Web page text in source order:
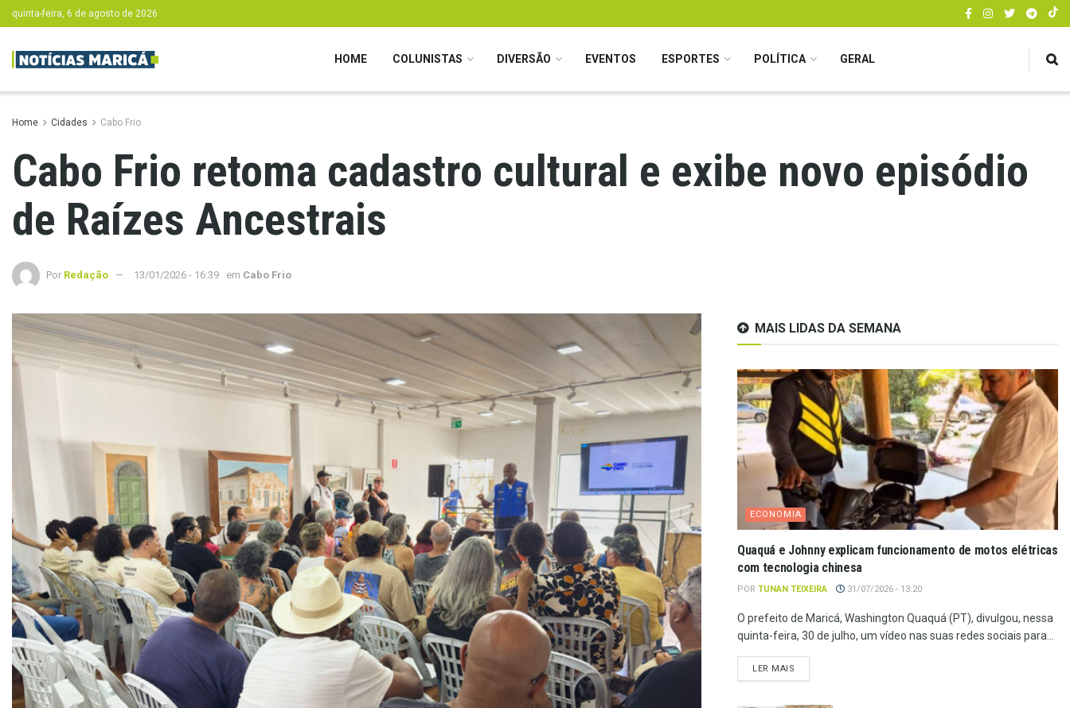
quinta-feira, 6 de agosto de 2026
HOME COLUNISTAS DIVERSÃO EVENTOS ESPORTES POLÍTICA GERAL
Home Cidades Cabo Frio
Cabo Frio retoma cadastro cultural e exibe novo episódio
de Raízes Ancestrais
Por Redação 13/01/2026 - 16:39 em Cabo Frio
MAIS LIDAS DA SEMANA
ECONOMIA
Quaquá e Johnny explicam funcionamento de motos elétricas
com tecnologia chinesa
POR TUNAN TEIXEIRA 31/07/2026 - 13:20
O prefeito de Maricá, Washington Quaquá (PT), divulgou, nessa
quinta-feira, 30 de julho, um vídeo nas suas redes sociais para...
LER MAIS